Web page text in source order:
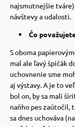
najsmutnejšie
návštevy a udalosti.
Čo
S oboma
mal ale ľavý špičák
uchovnenie sme
aj výstavy.A je to
bol on, by sa mali
naňho pes zaútočil,
sa dnes uchováva (